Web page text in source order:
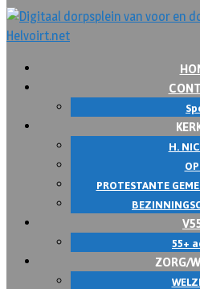
H.
PROTESTANTE
55+
ZORG/